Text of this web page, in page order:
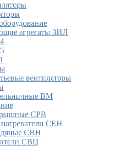
агрегаты ЗИЛ
вентиляторы
ВМ
СРВ
СЕН
СВН
СВЦ